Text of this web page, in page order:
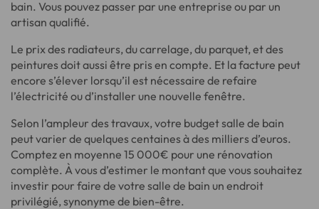
bain. Vous pouvez passer par une entreprise ou par un
artisan qualifié.
Le prix des radiateurs, du carrelage, du parquet, et des
peintures doit aussi être pris en compte. Et la facture peut
encore s’élever lorsqu’il est nécessaire de refaire
l’électricité ou d’installer une nouvelle fenêtre.
Selon l’ampleur des travaux, votre budget salle de bain
peut varier de quelques centaines à des milliers d’euros.
Comptez en moyenne 15 000€ pour une rénovation
complète. À vous d’estimer le montant que vous souhaitez
investir pour faire de votre salle de bain un endroit
privilégié, synonyme de bien-être.